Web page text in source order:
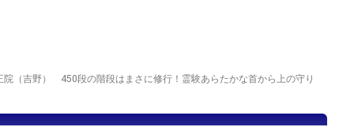
院（吉野） 450段の階段はまさに修行！霊験あらたかな首から上の守り